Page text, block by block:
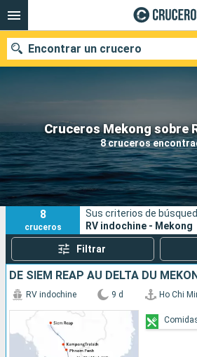
Cruceros Mekong sobre
8 cruceros
Encontrar un crucero
Nuestros destinos
Fecha de salida
Puertos
8
cruceros
Sus criterios de
RV indochine - Mekong
Filtrar
DE SIEM REAP AU DELTA DU
RV indochine 9 d Ho Chi